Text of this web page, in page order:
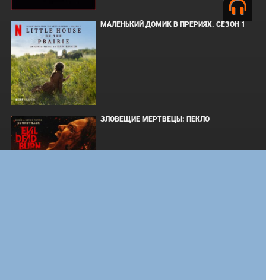
МАЛЕНЬКИЙ ДОМИК В ПРЕРИЯХ. СЕЗОН 1
ЗЛОВЕЩИЕ МЕРТВЕЦЫ: ПЕКЛО